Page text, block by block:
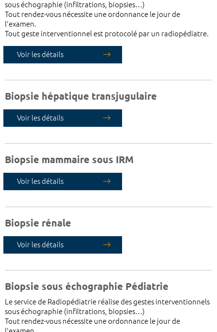
sous échographie (infiltrations, biopsies…)
Tout rendez-vous nécessite une ordonnance le jour de
l'examen.
Tout geste interventionnel est protocolé par un radiopédiatre.
Voir les détails
Biopsie hépatique transjugulaire
Voir les détails
Biopsie mammaire sous IRM
Voir les détails
Biopsie rénale
Voir les détails
Biopsie sous échographie Pédiatrie
Le service de Radiopédiatrie réalise des gestes interventionnels
sous échographie (infiltrations, biopsies…)
Tout rendez-vous nécessite une ordonnance le jour de